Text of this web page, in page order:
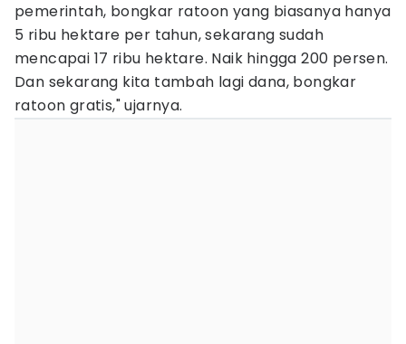
pemerintah, bongkar ratoon yang biasanya hanya
5 ribu hektare per tahun, sekarang sudah
mencapai 17 ribu hektare. Naik hingga 200 persen.
Dan sekarang kita tambah lagi dana, bongkar
ratoon gratis," ujarnya.